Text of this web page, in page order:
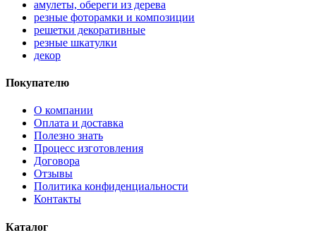
амулеты, обереги из дерева
резные фоторамки и композиции
решетки декоративные
резные шкатулки
декор
Покупателю
О компании
Оплата и доставка
Полезно знать
Процесс изготовления
Договора
Отзывы
Политика конфиденциальности
Контакты
Каталог